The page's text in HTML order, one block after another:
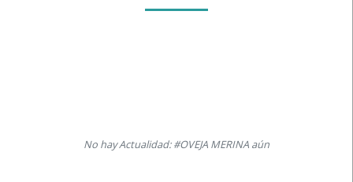
No hay Actualidad: #OVEJA MERINA aún